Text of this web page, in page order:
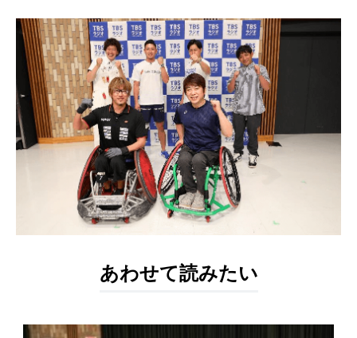
あわせて読みたい